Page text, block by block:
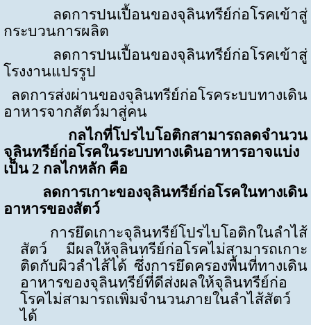
ลดการปนเปื้อนของจุลินทรีย์ก่อโรคเข้าสู่
กระบวนการผลิต
ลดการปนเปื้อนของจุลินทรีย์ก่อโรคเข้าสู่
โรงงานแปรรูป
ลดการส่งผ่านของจุลินทรีย์ก่อโรคระบบทางเดิน
อาหารจากสัตว์มาสู่คน
กลไกที่โปรไบโอติกสามารถลดจำนวน
จุลินทรีย์ก่อโรคในระบบทางเดินอาหารอาจแบ่ง
เป็น 2 กลไกหลัก คือ
ลดการเกาะของจุลินทรีย์ก่อโรคในทางเดิน
อาหารของสัตว์
การยึดเกาะจุลินทรีย์โปรไบโอติกในลำไส้
สัตว์ มีผลให้จุลินทรีย์ก่อโรคไม่สามารถเกาะ
ติดกับผิวลำไส้ได้ ซึ่งการยึดครองพื้นที่ทางเดิน
อาหารของจุลินทรีย์ที่ดีส่งผลให้จุลินทรีย์ก่อ
โรคไม่สามารถเพิ่มจำนวนภายในลำไส้สัตว์
ได้